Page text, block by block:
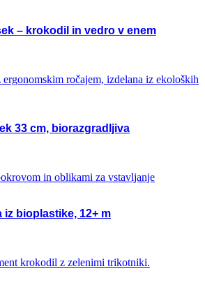
– krokodil in vedro v enem
33 cm, biorazgradljiva
iz bioplastike, 12+ m